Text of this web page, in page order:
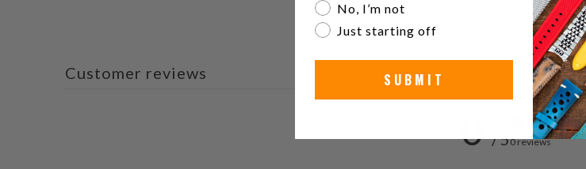
Customer reviews
0 / 50 reviews
No, I’m not
Just starting off
SUBMIT